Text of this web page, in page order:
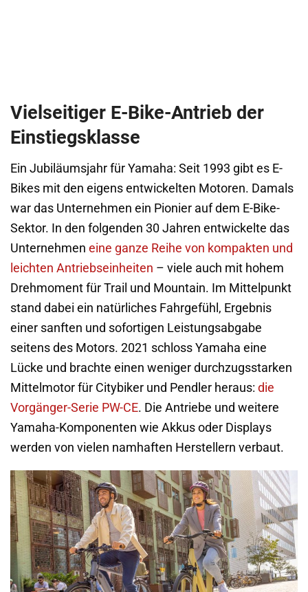
Vielseitiger E-Bike-Antrieb der
Einstiegsklasse
Ein Jubiläumsjahr für Yamaha: Seit 1993 gibt es E-
Bikes mit den eigens entwickelten Motoren. Damals
war das Unternehmen ein Pionier auf dem E-Bike-
Sektor. In den folgenden 30 Jahren entwickelte das
Unternehmen eine ganze Reihe von kompakten und
leichten Antriebseinheiten – viele auch mit hohem
Drehmoment für Trail und Mountain. Im Mittelpunkt
stand dabei ein natürliches Fahrgefühl, Ergebnis
einer sanften und sofortigen Leistungsabgabe
seitens des Motors. 2021 schloss Yamaha eine
Lücke und brachte einen weniger durchzugsstarken
Mittelmotor für Citybiker und Pendler heraus: die
Vorgänger-Serie PW-CE. Die Antriebe und weitere
Yamaha-Komponenten wie Akkus oder Displays
werden von vielen namhaften Herstellern verbaut.